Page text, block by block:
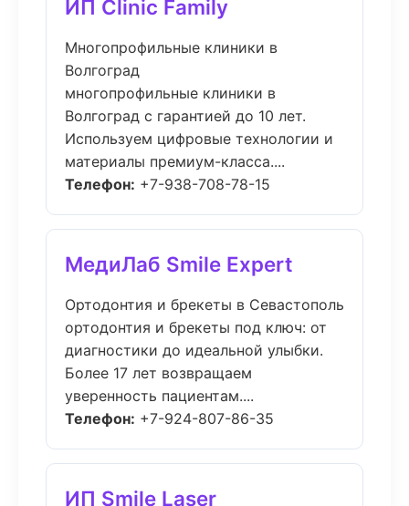
ИП Clinic Family
Многопрофильные клиники в
Волгоград
многопрофильные клиники в
Волгоград с гарантией до 10 лет.
Используем цифровые технологии и
материалы премиум-класса....
Телефон: +7-938-708-78-15
МедиЛаб Smile Expert
Ортодонтия и брекеты в Севастополь
ортодонтия и брекеты под ключ: от
диагностики до идеальной улыбки.
Более 17 лет возвращаем
уверенность пациентам....
Телефон: +7-924-807-86-35
ИП Smile Laser